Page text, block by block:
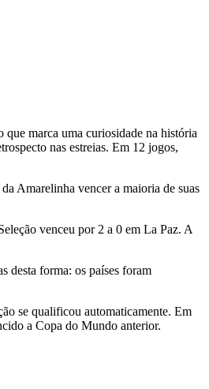
marca uma curiosidade na história
nas estreias. Em 12 jogos,
Amarelinha vencer a maioria de suas
venceu por 2 a 0 em La Paz. A
desta forma: os países foram
se qualificou automaticamente. Em
a Copa do Mundo anterior.